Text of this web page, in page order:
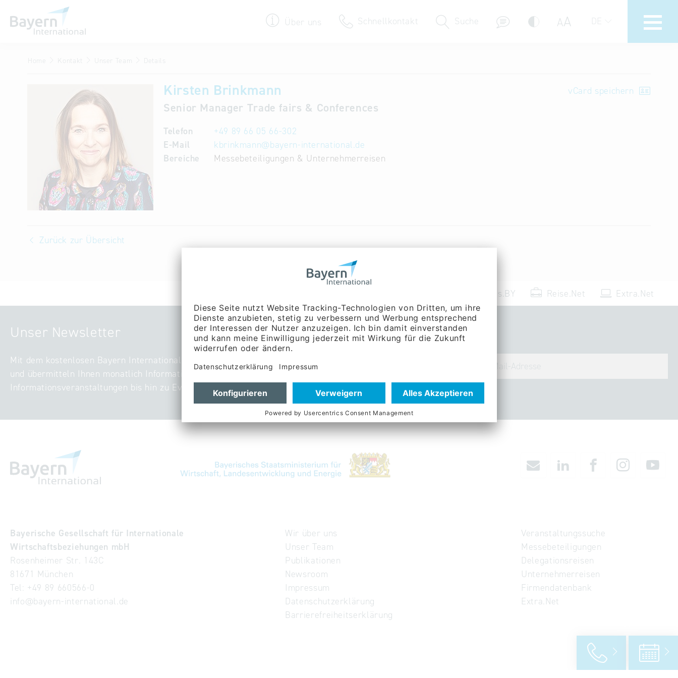
Über uns Schnellkontakt Suche AA DE
Wir über uns
Partner & Wirtschaftsrepräsentanzen
Publikationen
Stellenangebote
Kontakt
Anfahrt
Treffen Sie uns am Infostand
30 Jahre Bayern International
Newsroom
Newsletter
Delegations- & Unternehmerreisen
Home Kontakt Unser Team Details
Kirsten Brinkmann
Senior Manager Trade fairs & Conferences
Telefon
+49 89 66 05 66-302
E-Mail
kbrinkmann@bayern-international.de
Bereiche
Messebeteiligungen & Unternehmerreisen
vCard speichern
Zurück zur Übersicht
Events.BY Reise.Net Extra.Net
Unser Newsletter
Mit dem kostenlosen Bayern International-Newsletter halten wir Sie auf dem Laufenden
und übermitteln Ihnen monatlich Informationen zu aktuellen Projekten: von
Informationsveranstaltungen bis hin zu Events – digital oder in Präsenz.
Bayerische Gesellschaft für Internationale
Wirtschaftsbeziehungen mbH
Rosenheimer Str. 143C
81671 München
Tel: +49 89 660566-0
info@bayern-international.de
Wir über uns
Unser Team
Publikationen
Newsroom
Impressum
Datenschutzerklärung
Barrierefreiheitserklärung
Veranstaltungssuche
Messebeteiligungen
Delegationsreisen
Unternehmerreisen
Firmendatenbank
Extra.Net